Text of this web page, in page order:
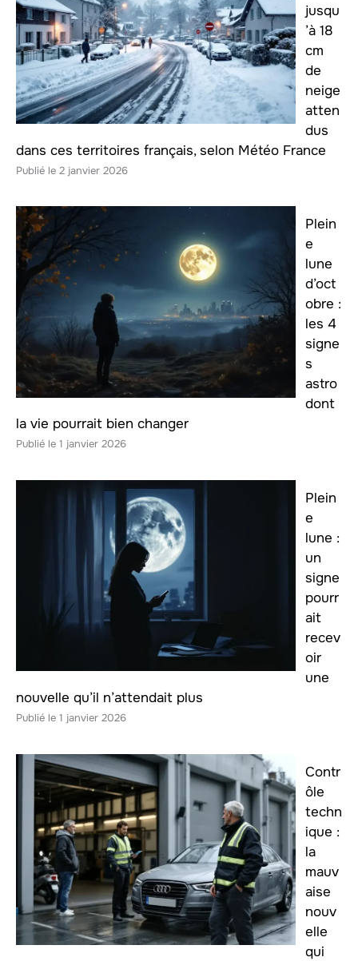
jusqu
’à 18
cm
de
neige
atten
dus
dans ces territoires français, selon Météo France
2 janvier 2026
Plein
e
lune
d’oct
obre :
les 4
signe
s
astro
dont
la vie pourrait bien changer
1 janvier 2026
Plein
e
lune :
un
signe
pourr
ait
recev
oir
une
nouvelle qu’il n’attendait plus
1 janvier 2026
Contr
ôle
techn
ique :
la
mauv
aise
nouv
elle
qui